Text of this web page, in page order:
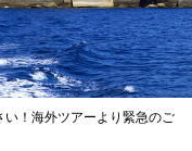
い！海外ツアーより緊急のご